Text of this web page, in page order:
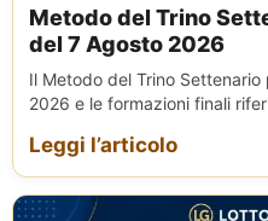
Metodo del Trino
del 7 Agosto 2026
Il Metodo del Trino
2026 e le formazioni finali
Leggi l’articolo